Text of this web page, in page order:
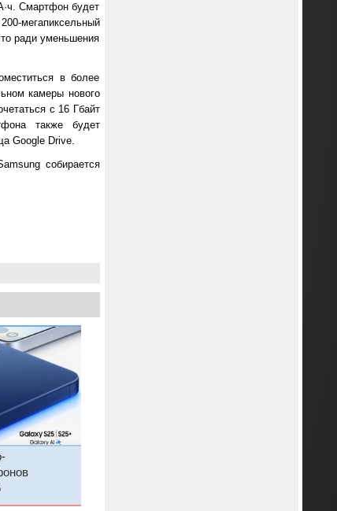
Смартфон будет
мегапиксельный
ради уменьшения
в более
камеры нового
с 16 Гбайт
также будет
Google Drive.
собирается